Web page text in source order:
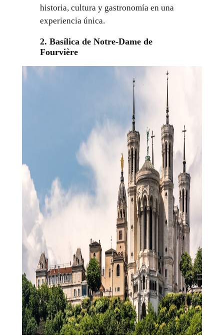
historia, cultura y gastronomía en una
experiencia única.
2. Basílica de Notre-Dame de
Fourvière